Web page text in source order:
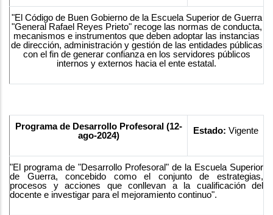
"El Código de Buen Gobierno de la Escuela Superior de Guerra
"General Rafael Reyes Prieto" recoge las normas de conducta,
mecanismos e instrumentos que deben adoptar las instancias
de dirección, administración y gestión de las entidades públicas
con el fin de generar confianza en los servidores públicos
internos y externos hacia el ente estatal.
Programa de Desarrollo Profesoral (12-
ago-2024)
Estado: Vigente
"El programa de "Desarrollo Profesoral" de la Escuela Superior
de Guerra, concebido como el conjunto de estrategias,
procesos y acciones que conllevan a la cualificación del
docente e investigar para el mejoramiento continuo".